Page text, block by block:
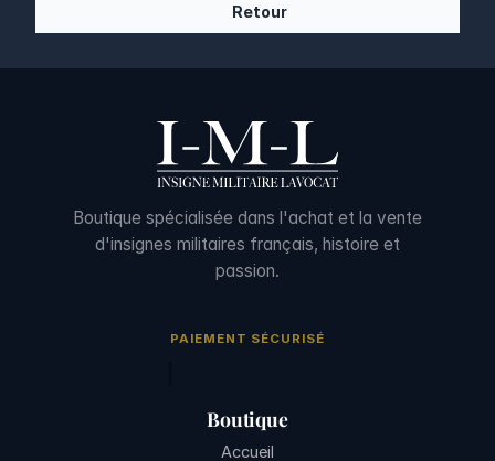
Retour
Boutique spécialisée dans l'achat et la vente
d'insignes militaires français, histoire et
passion.
PAIEMENT SÉCURISÉ
Boutique
Accueil